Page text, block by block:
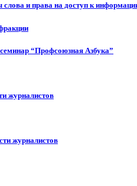
и права на доступ к
“Профсоюзная Азбука”
журналистов
журналистов